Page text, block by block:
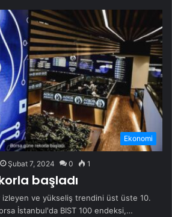
Ekonomi
Şubat 7, 2024 0 1
başladı
izleyen ve yükseliş trendini üst üste 10.
İstanbul'da BIST 100 endeksi,…